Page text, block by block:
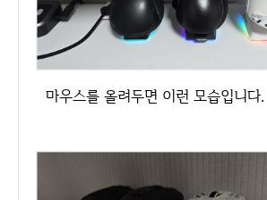
마우스를 올려두면 이런 모습입니다.